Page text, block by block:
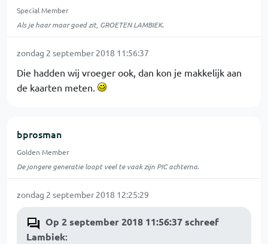
Special Member
Als je haar maar goed zit, GROETEN LAMBIEK.
zondag 2 september 2018 11:56:37
Die hadden wij vroeger ook, dan kon je makkelijk aan
de kaarten meten.
bprosman
Golden Member
De jongere generatie loopt veel te vaak zijn PIC achterna.
zondag 2 september 2018 12:25:29
Op 2 september 2018 11:56:37 schreef
Lambiek: